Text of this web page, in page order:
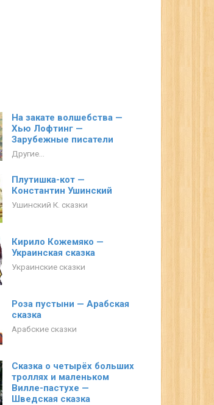
На закате волшебства —
Хью Лофтинг —
Зарубежные писатели
Другие...
Плутишка-кот —
Константин Ушинский
Ушинский К. сказки
Кирило Кожемяко —
Украинская сказка
Украинские сказки
Роза пустыни — Арабская
сказка
Арабские сказки
Сказка о четырёх больших
троллях и маленьком
Вилле-пастухе —
Шведская сказка